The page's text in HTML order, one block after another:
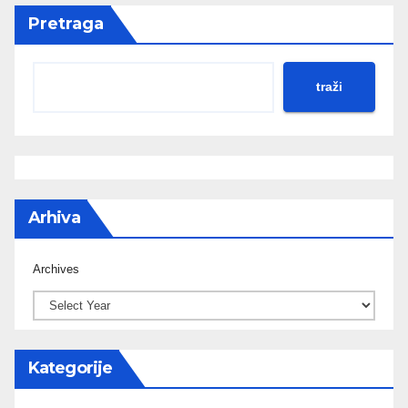
Pretraga
traži
Arhiva
Archives
Kategorije